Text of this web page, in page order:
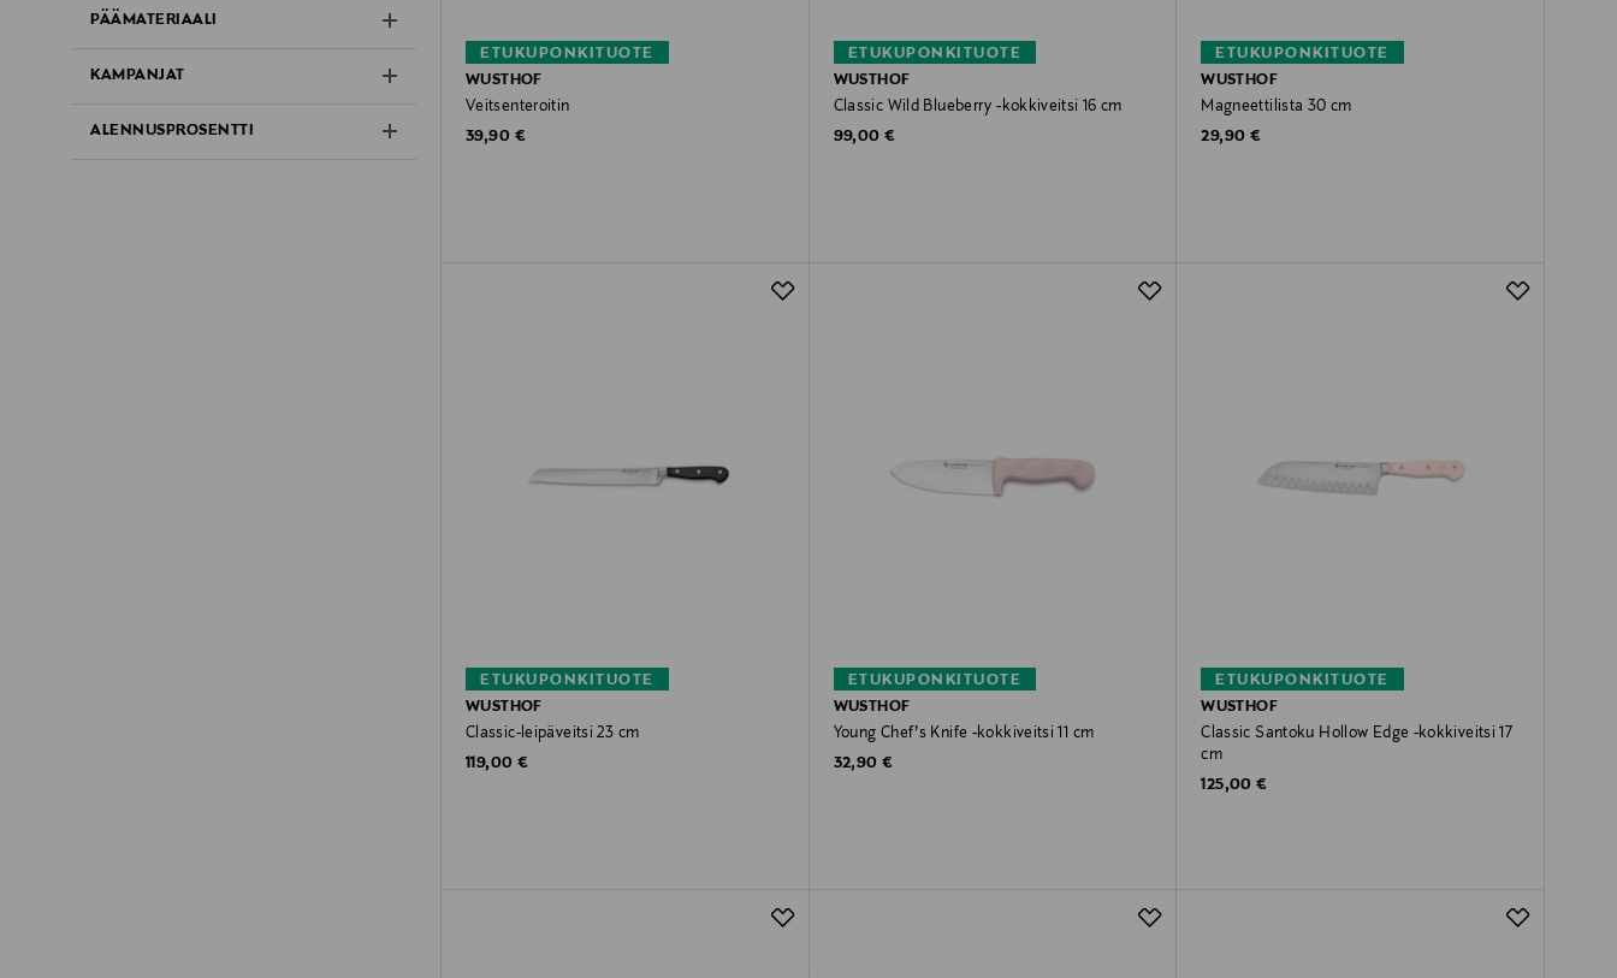
PÄÄMATERIAALI
KAMPANJAT
ALENNUSPROSENTTI
ETUKUPONKITUOTE
WUSTHOF
Veitsenteroitin
Original Price
39,90 €
ETUKUPONKITUOTE
WUSTHOF
Classic Wild Blueberry -kokkiveitsi 16 cm
Original Price
99,00 €
ETUKUPONKITUOTE
WUSTHOF
Magneettilista 30 cm
Original Price
29,90 €
ETUKUPONKITUOTE
WUSTHOF
Classic-leipäveitsi 23 cm
Original Price
119,00 €
ETUKUPONKITUOTE
WUSTHOF
Young Chef’s Knife -kokkiveitsi 11 cm
Original Price
32,90 €
ETUKUPONKITUOTE
WUSTHOF
Classic Santoku Hollow Edge -kokkiveitsi 17
cm
Original Price
125,00 €